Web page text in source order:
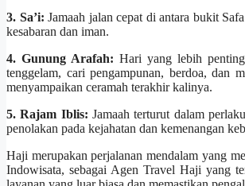
3. Sa’i: Jamaah jalan cepat di antara bukit
kesabaran dan iman.
4. Gunung Arafah: Hari yang lebih
tenggelam, cari pengampunan, berdoa,
menyampaikan ceramah terakhir kalinya.
5. Rajam Iblis: Jamaah terturut dalam
penolakan pada kejahatan dan kemenangan
Haji merupakan perjalanan mendalam yang
Indowisata, sebagai Agen Travel Haji yang